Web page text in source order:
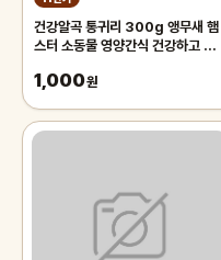
건강알곡 통귀리 300g 앵무새 햄
스터 소동물 영양간식 건강하고 깨끗
1,000원